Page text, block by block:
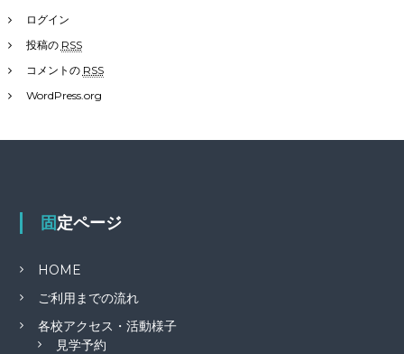
ログイン
投稿の RSS
コメントの RSS
WordPress.org
固定ページ
HOME
ご利用までの流れ
各校アクセス・活動様子
見学予約